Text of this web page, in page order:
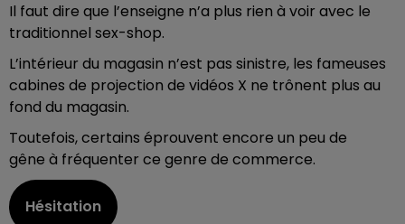
Il faut dire que l’enseigne n’a plus rien à voir avec le
traditionnel sex-shop.
L’intérieur du magasin n’est pas sinistre, les fameuses
cabines de projection de vidéos X ne trônent plus au
fond du magasin.
Toutefois, certains éprouvent encore un peu de
gêne à fréquenter ce genre de commerce.
Hésitation